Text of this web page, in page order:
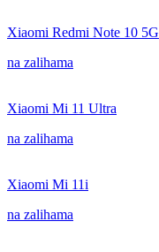
Xiaomi Redmi Note 10 5G
na zalihama
Xiaomi Mi 11 Ultra
na zalihama
Xiaomi Mi 11i
na zalihama